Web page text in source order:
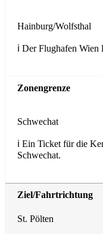
Zonengrenze
Hainburg/Wolfsthal
ℹ️ Der Flughafen
Schwechat
ℹ️ Ein Ticket für die
Schwechat.
St. Pölten